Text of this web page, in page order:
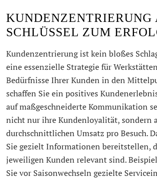
KUNDENZENTRIERUNG
SCHLÜSSEL ZUM
Kundenzentrierung ist kein bloßes
eine essenzielle Strategie für
Bedürfnisse Ihrer Kunden in den
schaffen Sie ein positives
auf maßgeschneiderte Kommunikation
nicht nur ihre Kundenloyalität, sondern
durchschnittlichen Umsatz pro Besuch.
Sie gezielt Informationen bereitstellen,
jeweiligen Kunden relevant sind.
Sie vor Saisonwechseln gezielte